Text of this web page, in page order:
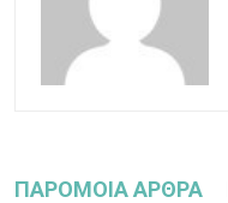
ΠΑΡΟΜΟΙΑ ΑΡΘΡΑ